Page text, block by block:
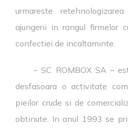
urmareste
ajungerii in rangul firmelor
confectiei de incaltaminte.
– SC ROMBOX SA –
desfasoara o activitate
pieilor crude si de
obtinute. In anul 1993 se